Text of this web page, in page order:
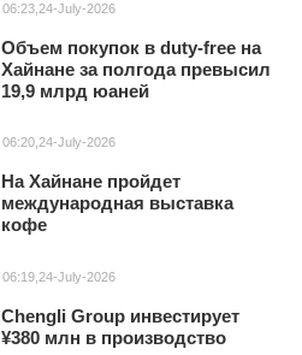
06:23,24-July-2026
Объем покупок в duty‑free на
Хайнане за полгода превысил
19,9 млрд юаней
06:20,24-July-2026
На Хайнане пройдет
международная выставка
кофе
06:19,24-July-2026
Chengli Group инвестирует
¥380 млн в производство